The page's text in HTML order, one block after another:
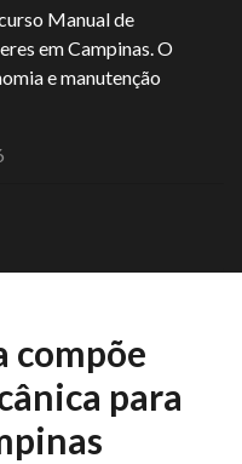
Manual de
em Campinas. O
e manutenção
compõe
para